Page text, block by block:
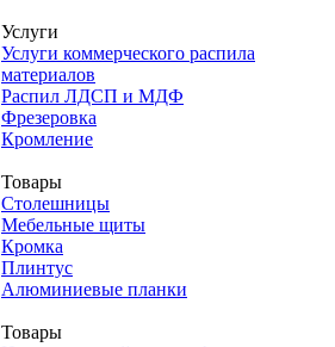
Услуги
Услуги коммерческого распила
материалов
Распил ЛДСП и МДФ
Фрезеровка
Кромление
Товары
Столешницы
Мебельные щиты
Кромка
Плинтус
Алюминиевые планки
Товары